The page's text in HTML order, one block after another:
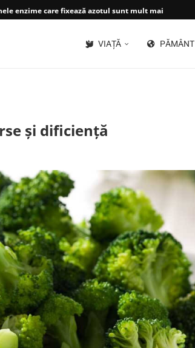
enzime care fixează azotul sunt mult mai...
VIAȚĂ PĂMÂNT
și dificiență